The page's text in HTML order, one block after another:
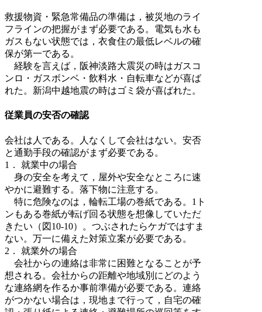
救援物資・緊急常備品の準備は，被災地のライ
フラインの把握がまず必要である。電気も水も
ガスもない状態では，衣食住の最低レベルの確
保が第一である。
経験を言えば，阪神淡路大震災の時はガスコ
ンロ・ガスボンベ・飲料水・自転車などが喜ば
れた。新潟中越地震の時はゴミ袋が喜ばれた。
従業員の安否の確認
会社は人である。人なくして会社はない。安否
と通勤手段の確認がまず必要である。
1． 就業中の場合
身の安全を考えて，屋外や安全なところに速
やかに避難する。落下物に注意する。
特に危険なのは，輪転工場の巻紙である。1ト
ンもある巻紙が転げ回る状態を想像していただ
きたい（図10-10）。つぶされたらケガではすま
ない。万一に備えた対策立案が必要である。
2． 就業外の場合
会社からの連絡は非常に困難となることが予
想される。会社からの距離や地域別にどのよう
な連絡網を作るか事前準備が必要である。連絡
がつかない場合は，現地まで行って，自宅の確